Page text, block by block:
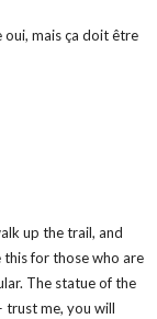
oui, mais ça doit être
up the trail, and
for those who are
The statue of the
trust me, you will